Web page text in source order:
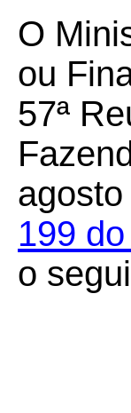
O
ou
57ª
199
o